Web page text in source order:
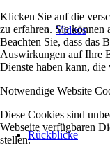
Videos
Rückblicke
Klicken Sie auf die
zu erfahren. Sie können
Beachten Sie, dass das
Auswirkungen auf Ihre
Dienste haben kann,
Notwendige Website
Diese Cookies sind
Webseite verfügbaren
stellen.